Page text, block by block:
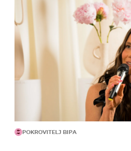
POKROVITELJ BIPA